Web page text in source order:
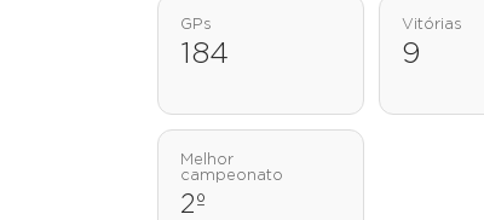
GPs
184
Vitórias
9
Melhor
campeonato
2º